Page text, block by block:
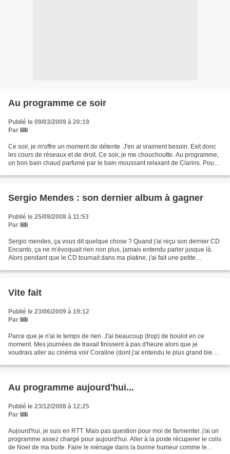
Au programme ce soir
Publié le 09/03/2009 à 20:19
Par lilli
Ce soir, je m'offre un moment de détente. J'en ai vraiment besoin. Exit donc
les cours de réseaux et de droit. Ce soir, je me chouchoutte. Au programme,
un bon bain chaud parfumé par le bain moussant relaxant de Clarins. Pour
Sergio Mendes : son dernier album à gagner
Publié le 25/09/2008 à 11:53
Par lilli
Sergio mendes, ça vous dit quelque chose ? Quand j'ai reçu son dernier CD
Encanto, ça ne m'évoquait rien non plus, jamais entendu parler jusque là.
Alors pendant que le CD tournait dans ma platine, j'ai fait une petite
Vite fait
Publié le 23/06/2009 à 19:12
Par lilli
Parce que je n'ai le temps de rien. J'ai beaucoup (trop) de boulot en ce
moment. Mes journées de travail finissent à pas d'heure alors que je
voudrais aller au cinéma voir Coraline (dont j'ai entendu le plus grand bien,
Au programme aujourd'hui...
Publié le 23/12/2008 à 12:25
Par lilli
Aujourd'hui, je suis en RTT. Mais pas question pour moi de farnienter. j'ai un
programme assez chargé pour aujourd'hui. Aller à la poste récuperer le colis
de Noel de ma boite. Faire le ménage dans la bonne humeur comme le